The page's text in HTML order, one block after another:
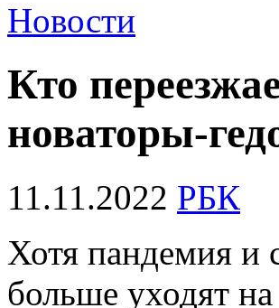
Новости
Кто
новаторы-
11.11.2022 РБК
Хотя пандемия и
больше уходят